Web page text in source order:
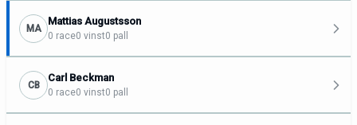
MA
Mattias Augustsson
0 race0 vinst0 pall
CB
Carl Beckman
0 race0 vinst0 pall